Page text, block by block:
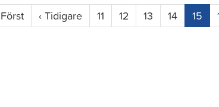
Först ‹Tidigare 11 12 13 14 15